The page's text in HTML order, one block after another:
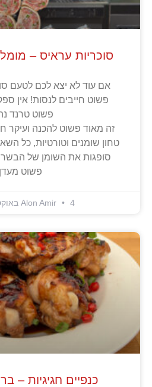
סוכריות עראיס –
אם עוד לא יצא לכם לטעם
פשוט חייבים לנסות! אין
פשוט טרנד
זה מאוד פשוט להכנה ועיקר
טחון שומנים וטורטיות, כל
סופגות את השומן של הבשר
פשוט
Alon Amir 4 באוקטובר 2023
כנפיים חגיגיות –